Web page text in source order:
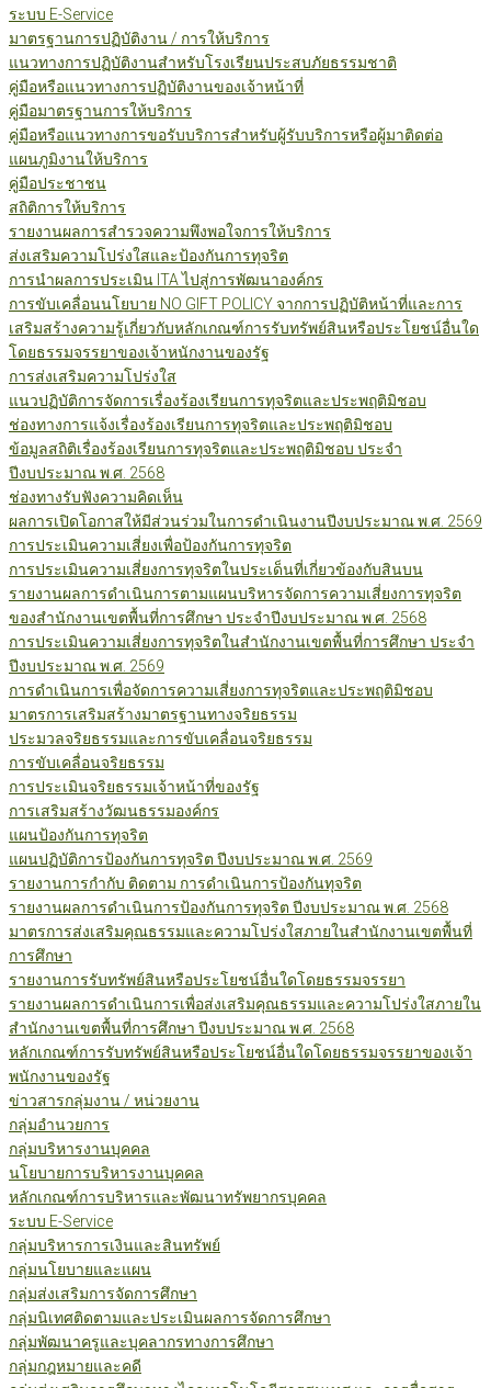
ระบบ E-Service
มาตรฐานการปฏิบัติงาน / การให้บริการ
แนวทางการปฏิบัติงานสำหรับโรงเรียนประสบภัยธรรมชาติ
คู่มือหรือแนวทางการปฏิบัติงานของเจ้าหน้าที่
คู่มือมาตรฐานการให้บริการ
คู่มือหรือแนวทางการขอรับบริการสำหรับผู้รับบริการหรือผู้มาติดต่อ
แผนภูมิงานให้บริการ
คู่มือประชาชน
สถิติการให้บริการ
รายงานผลการสำรวจความพึงพอใจการให้บริการ
ส่งเสริมความโปร่งใสและป้องกันการทุจริต
การนำผลการประเมิน ITA ไปสู่การพัฒนาองค์กร
การขับเคลื่อนนโยบาย NO GIFT POLICY จากการปฏิบัติหน้าที่และการ
เสริมสร้างความรู้เกี่ยวกับหลักเกณฑ์การรับทรัพย์สินหรือประโยชน์อื่นใด
โดยธรรมจรรยาของเจ้าหนักงานของรัฐ
การส่งเสริมความโปร่งใส
แนวปฏิบัติการจัดการเรื่องร้องเรียนการทุจริตและประพฤติมิชอบ
ช่องทางการแจ้งเรื่องร้องเรียนการทุจริตและประพฤติมิชอบ
ข้อมูลสถิติเรื่องร้องเรียนการทุจริตและประพฤติมิชอบ ประจำ
ปีงบประมาณ พ.ศ. 2568
ช่องทางรับฟังความคิดเห็น
ผลการเปิดโอกาสให้มีส่วนร่วมในการดำเนินงานปีงบประมาณ พ.ศ. 2569
การประเมินความเสี่ยงเพื่อป้องกันการทุจริต
การประเมินความเสี่ยงการทุจริตในประเด็นที่เกี่ยวข้องกับสินบน
รายงานผลการดำเนินการตามแผนบริหารจัดการความเสี่ยงการทุจริต
ของสำนักงานเขตพื้นที่การศึกษา ประจำปีงบประมาณ พ.ศ. 2568
การประเมินความเสี่ยงการทุจริตในสำนักงานเขตพื้นที่การศึกษา ประจำ
ปีงบประมาณ พ.ศ. 2569
การดำเนินการเพื่อจัดการความเสี่ยงการทุจริตและประพฤติมิชอบ
มาตรการเสริมสร้างมาตรฐานทางจริยธรรม
ประมวลจริยธรรมและการขับเคลื่อนจริยธรรม
การขับเคลื่อนจริยธรรม
การประเมินจริยธรรมเจ้าหน้าที่ของรัฐ
การเสริมสร้างวัฒนธรรมองค์กร
แผนป้องกันการทุจริต
แผนปฏิบัติการป้องกันการทุจริต ปีงบประมาณ พ.ศ. 2569
รายงานการกำกับ ติดตาม การดำเนินการป้องกันทุจริต
รายงานผลการดำเนินการป้องกันการทุจริต ปีงบประมาณ พ.ศ. 2568
มาตรการส่งเสริมคุณธรรมและความโปร่งใสภายในสำนักงานเขตพื้นที่
การศึกษา
รายงานการรับทรัพย์สินหรือประโยชน์อื่นใดโดยธรรมจรรยา
รายงานผลการดำเนินการเพื่อส่งเสริมคุณธรรมและความโปร่งใสภายใน
สำนักงานเขตพื้นที่การศึกษา ปีงบประมาณ พ.ศ. 2568
หลักเกณฑ์การรับทรัพย์สินหรือประโยชน์อื่นใดโดยธรรมจรรยาของเจ้า
พนักงานของรัฐ
ข่าวสารกลุ่มงาน / หน่วยงาน
กลุ่มอำนวยการ
กลุ่มบริหารงานบุคคล
นโยบายการบริหารงานบุคคล
หลักเกณฑ์การบริหารและพัฒนาทรัพยากรบุคคล
ระบบ E-Service
กลุ่มบริหารการเงินและสินทรัพย์
กลุ่มนโยบายและแผน
กลุ่มส่งเสริมการจัดการศึกษา
กลุ่มนิเทศติดตามและประเมินผลการจัดการศึกษา
กลุ่มพัฒนาครูและบุคลากรทางการศึกษา
กลุ่มกฎหมายและคดี